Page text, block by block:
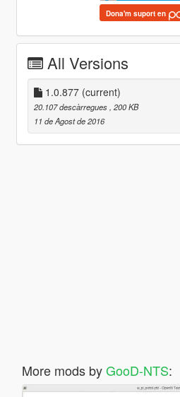
Dona'm suport en
All Versions
1.0.877 (current)
20.107 descàrregues, 200 KB
11 de Agost de 2016
More mods byGooD-NTS: